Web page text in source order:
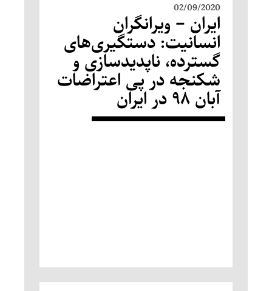
02/09/2020
ایران – ویرانگران
انسانیت: دستگیری‌های
گسترده، ناپدیدسازی و
شکنجه در پی اعتراضات
آبان ۹۸ در ایران